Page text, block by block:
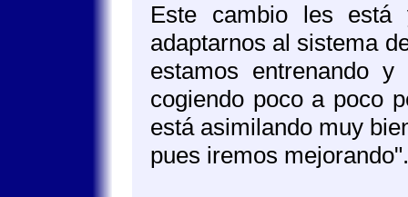
Este cambio les
adaptarnos al sistema
estamos entrenando
cogiendo poco a poco
está asimilando muy
pues iremos